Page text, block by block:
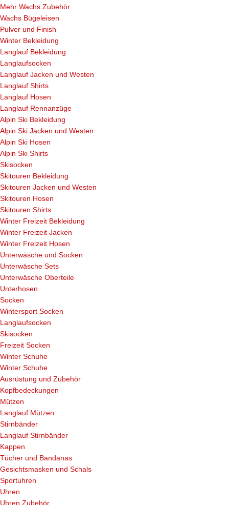
Mehr Wachs Zubehör
Wachs Bügeleisen
Pulver und Finish
Winter Bekleidung
Langlauf Bekleidung
Langlaufsocken
Langlauf Jacken und Westen
Langlauf Shirts
Langlauf Hosen
Langlauf Rennanzüge
Alpin Ski Bekleidung
Alpin Ski Jacken und Westen
Alpin Ski Hosen
Alpin Ski Shirts
Skisocken
Skitouren Bekleidung
Skitouren Jacken und Westen
Skitouren Hosen
Skitouren Shirts
Winter Freizeit Bekleidung
Winter Freizeit Jacken
Winter Freizeit Hosen
Unterwäsche und Socken
Unterwäsche Sets
Unterwäsche Oberteile
Unterhosen
Socken
Wintersport Socken
Langlaufsocken
Skisocken
Freizeit Socken
Winter Schuhe
Winter Schuhe
Ausrüstung und Zubehör
Kopfbedeckungen
Mützen
Langlauf Mützen
Stirnbänder
Langlauf Stirnbänder
Kappen
Tücher und Bandanas
Gesichtsmasken und Schals
Sportuhren
Uhren
Uhren Zubehör